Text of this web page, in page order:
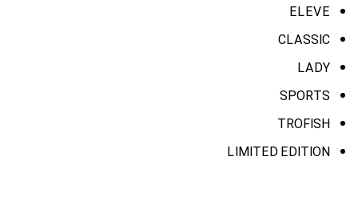
ELEVE
CLASSIC
LADY
SPORTS
TROFISH
LIMITED EDITION